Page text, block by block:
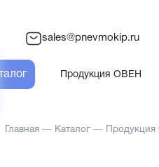
sales@pnevmokip.ru
Продукция ОВЕН
Главная — Каталог —